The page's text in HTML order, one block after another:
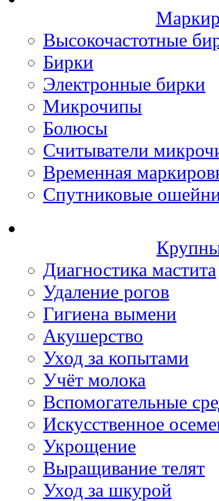
Высокочастотные
Бирки
Электронные бирки
Микрочипы
Болюсы
Считыватели
Временная
Спутниковые
Диагностика мастита
Удаление рогов
Гигиена вымени
Акушерство
Уход за копытами
Учёт молока
Вспомогательные
Искусственное
Укрощение
Выращивание телят
Уход за шкурой